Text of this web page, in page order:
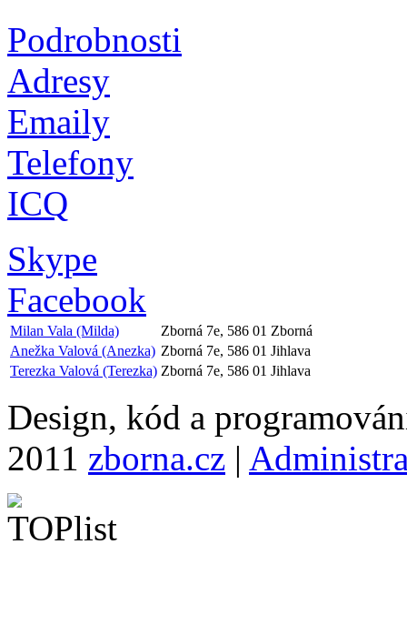
Podrobnosti
Adresy
Emaily
Telefony
ICQ
Skype
Facebook
Milan Vala (Milda)
Zborná 7e, 586 01 Zborná
Anežka Valová (Anezka) Zborná 7e, 586 01 Jihlava
Terezka Valová (Terezka) Zborná 7e, 586 01 Jihlava
Design, kód a
2011 zborna.cz |